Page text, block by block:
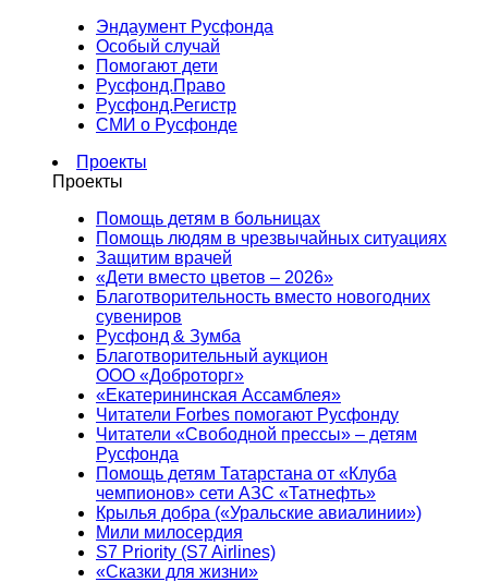
Эндаумент Русфонда
Особый случай
Помогают дети
Русфонд.Право
Русфонд.Регистр
СМИ о Русфонде
Проекты
Проекты
Помощь детям в больницах
Помощь людям в чрезвычайных ситуациях
Защитим врачей
«Дети вместо цветов – 2026»
Благотворительность вместо новогодних
сувениров
Русфонд & Зумба
Благотворительный аукцион
ООО «Доброторг»
«Екатерининская Ассамблея»
Читатели Forbes помогают Русфонду
Читатели «Свободной прессы» – детям
Русфонда
Помощь детям Татарстана от «Клуба
чемпионов» сети АЗС «Татнефть»
Крылья добра («Уральские авиалинии»)
Мили милосердия
S7 Priority (S7 Airlines)
«Сказки для жизни»